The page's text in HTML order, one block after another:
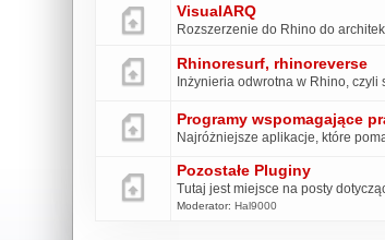
VisualARQ
Rozszerzenie do Rhino do
Rhinoresurf, rhinoreverse
Inżynieria odwrotna w Rhino,
Programy wspomagające
Najróżniejsze aplikacje, które
Pozostałe Pluginy
Tutaj jest miejsce na posty
Moderator:Hal9000